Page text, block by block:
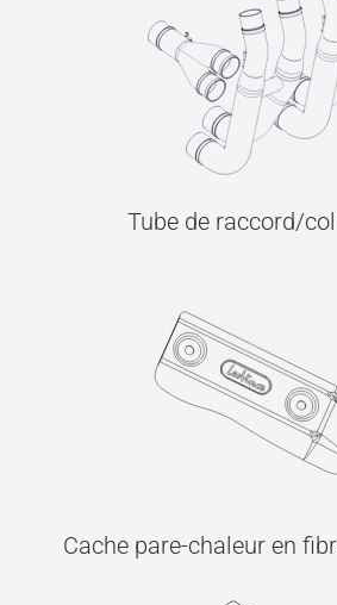
Tube de raccord/
Cache pare-chaleur en